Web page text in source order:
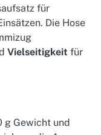
für
Die Hose
Vielseitigkeit für
g Gewicht und